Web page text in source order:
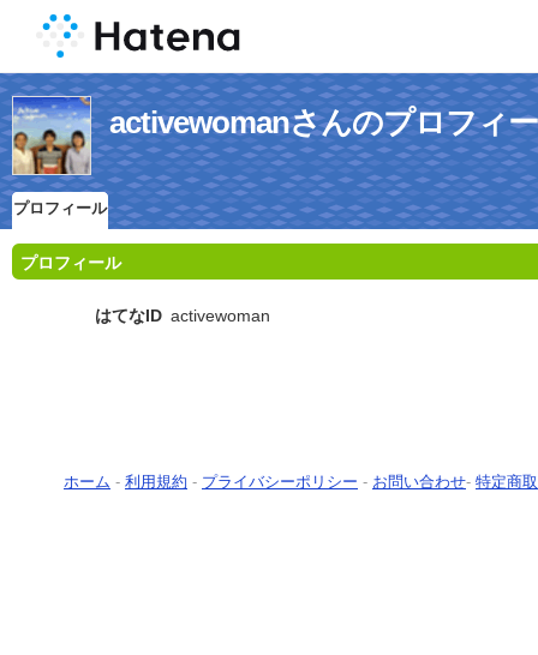
activewomanさんのプロフィ
プロフィール
プロフィール
はてなID activewoman
ホーム - 利用規約 - プライバシーポリシー - お問い合わせ- 特定商